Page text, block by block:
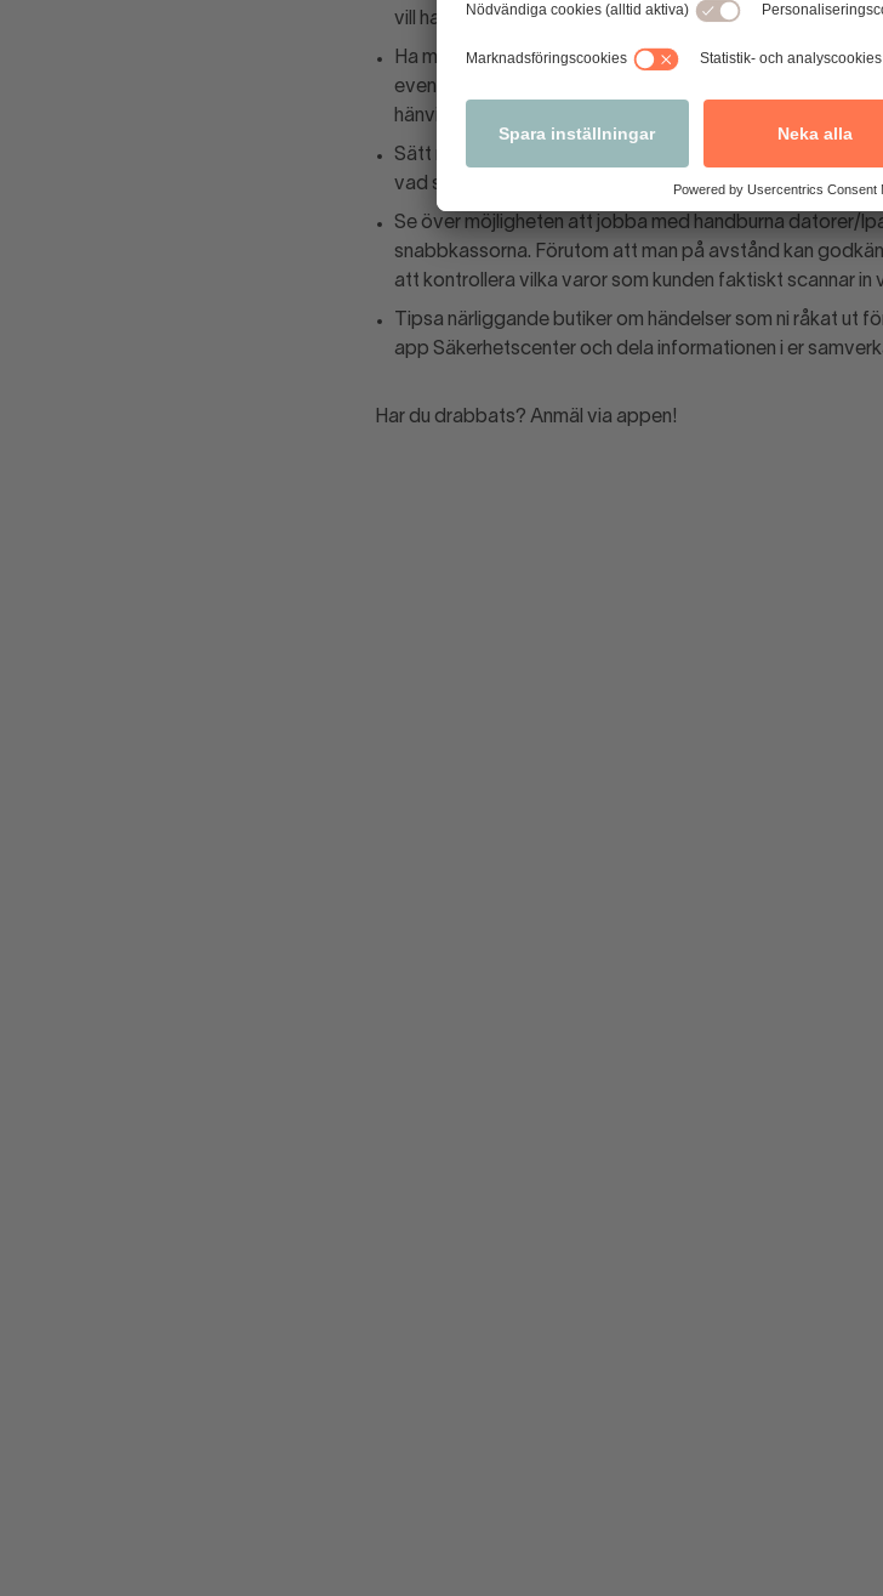
vill ha dig under uppsikt
Ha med fördel tydliga skyltar vid ingång samt kassalinje
eventuell avstämning och att medhavda påsar och
hänvisa till en skylt vid avstämning och kontroll
Sätt med fördel upp speglar i taket vid
vad som packas upp och eventuellt lämnas kvar i
Se över möjligheten att jobba med handburna datorer/
snabbkassorna. Förutom att man på avstånd kan
att kontrollera vilka varor som kunden faktiskt scannar in
Tipsa närliggande butiker om händelser som ni råkat ut
app Säkerhetscenter och dela informationen i er
Har du drabbats? Anmäl via appen!